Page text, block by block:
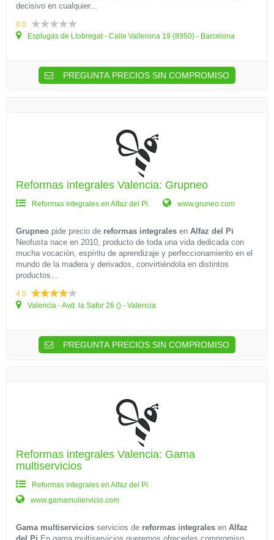
decisivo en cualquier...
0.0
Esplugas de Llobregat - Calle Vallerona 19 (8950) - Barcelona
PREGUNTA PRECIOS SIN COMPROMISO
Reformas integrales Valencia: Grupneo
Reformas integrales en Alfaz del Pi www.gruneo.com
Grupneo pide precio de reformas integrales en Alfaz del Pi
Neofusta nace en 2010, producto de toda una vida dedicada con
mucha vocación, espíritu de aprendizaje y perfeccionamiento en el
mundo de la madera y derivados, convirtiéndola en distintos
productos...
4.0
Valencia - Avd. la Safor 26 () - Valencia
PREGUNTA PRECIOS SIN COMPROMISO
Reformas integrales Valencia: Gama
multiservicios
Reformas integrales en Alfaz del Pi
www.gamamuliervicio.com
Gama multiservicios servicios de reformas integrales en Alfaz